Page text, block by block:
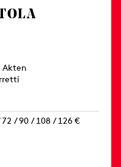
Akten
/ 90 / 108 / 126 €